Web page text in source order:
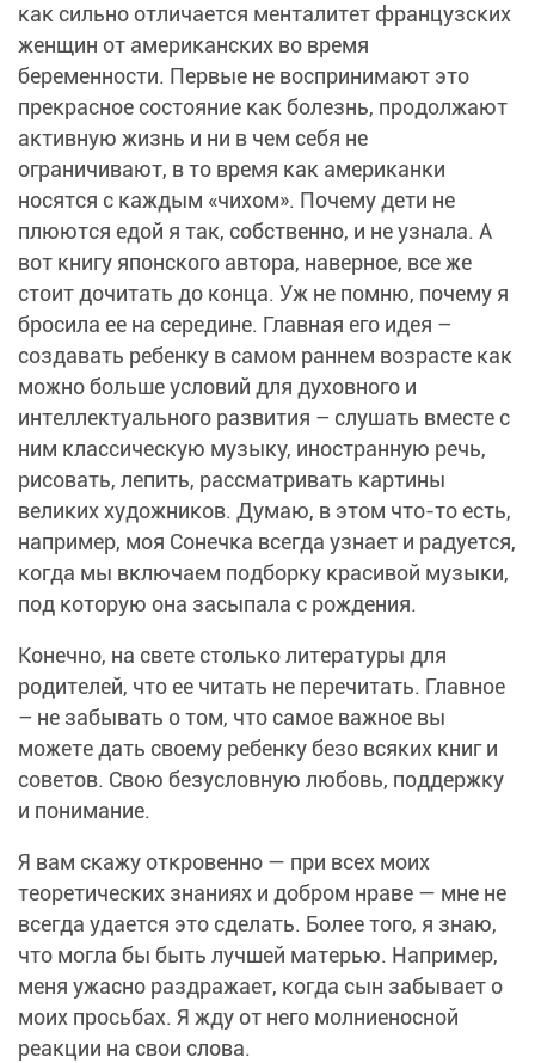
как сильно отличается менталитет французских
женщин от американских во время
беременности. Первые не воспринимают это
прекрасное состояние как болезнь, продолжают
активную жизнь и ни в чем себя не
ограничивают, в то время как американки
носятся с каждым «чихом». Почему дети не
плюются едой я так, собственно, и не узнала. А
вот книгу японского автора, наверное, все же
стоит дочитать до конца. Уж не помню, почему я
бросила ее на середине. Главная его идея –
создавать ребенку в самом раннем возрасте как
можно больше условий для духовного и
интеллектуального развития – слушать вместе с
ним классическую музыку, иностранную речь,
рисовать, лепить, рассматривать картины
великих художников. Думаю, в этом что-то есть,
например, моя Сонечка всегда узнает и радуется,
когда мы включаем подборку красивой музыки,
под которую она засыпала с рождения.
Конечно, на свете столько литературы для
родителей, что ее читать не перечитать. Главное
– не забывать о том, что самое важное вы
можете дать своему ребенку безо всяких книг и
советов. Свою безусловную любовь, поддержку
и понимание.
Я вам скажу откровенно — при всех моих
теоретических знаниях и добром нраве — мне не
всегда удается это сделать. Более того, я знаю,
что могла бы быть лучшей матерью. Например,
меня ужасно раздражает, когда сын забывает о
моих просьбах. Я жду от него молниеносной
реакции на свои слова.